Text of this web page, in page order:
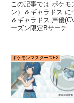
この記事では ポケモ
ン）＆ギャラドス に
＆ギャラドス 声優
ーズン限定Bサーチ ...
ポケモンマスターズEX